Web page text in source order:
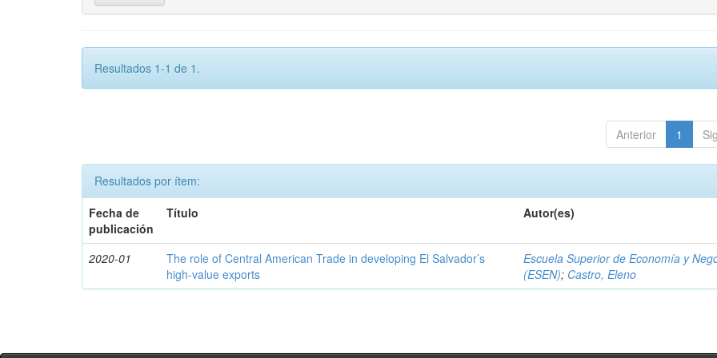
Resultados 1-1 de 1.
Anterior 1
Resultados por ítem:
Fecha de
publicación
Título Autor(es)
2020-01
The role of Central American Trade in developing El Salvador’s
high-value exports
Escuela Superior de Economía y
(ESEN); Castro, Eleno